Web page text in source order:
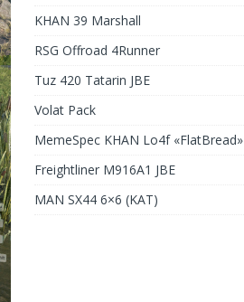
KHAN 39 Marshall
RSG Offroad 4Runner
Tuz 420 Tatarin JBE
Volat Pack
MemeSpec KHAN Lo4f «FlatBread»
Freightliner M916A1 JBE
MAN SX44 6×6 (KAT)